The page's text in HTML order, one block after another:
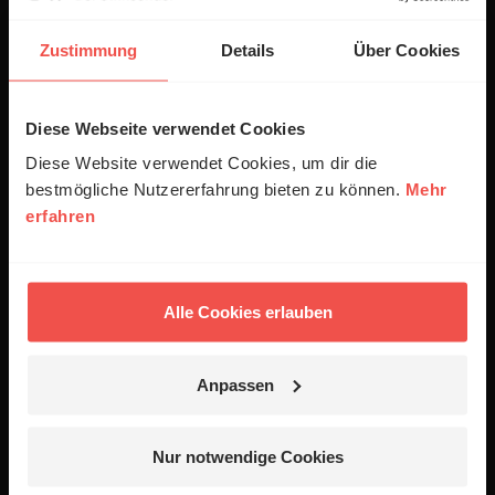
Zustimmung Details Über Cookies
Diese Webseite verwendet Cookies
Diese Website verwendet Cookies, um dir die
bestmögliche Nutzererfahrung bieten zu können. Mehr
erfahren
Alle Cookies erlauben
Anpassen
Nur notwendige Cookies
Gebet beim ERF
Spenden
Jobs
Newsletter